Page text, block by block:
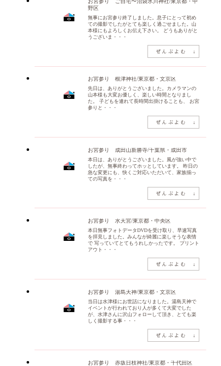
お宮参り ご自宅〜沼袋氷川神社/東京都・中
野区
無事にお宮参り終了しました。息子にとって初め
ての撮影でしたがとても楽しく過ごせました。山
本様にもよろしくお伝え下さい。 どうもありがと
うございま・・・
お宮参り 根津神社/東京都・文京区
先日は、ありがとうございました。カメラマンの
山本様も大変お優しく、楽しい時間となりまし
た。 子どもを連れて長時間出掛けることも、 お宮
参りと・・・
お宮参り 成田山新勝寺/千葉県・成田市
本日は、ありがとうございました。風が強い中で
したが、無事終わってホッとしています。 昨日の
急な変更にも、快くご対応いただいて、家族揃っ
ての写真を・・・
お宮参り 水天宮/東京都・中央区
本日無事フォトデータDVDを受け取り、早速写真
を拝見しました。みんなが綺麗に楽しそうな表情
で 写っていてとてもうれしかったです。 プリント
アウト・・・
お宮参り 湯島天神/東京都・文京区
当日は水津様にお世話になりました。湯島天神で
イベントが行われており人が多くて大変でした
が、水津さんに沢山フォローして頂き、とても楽
しく撮影する事・・・
お宮参り 赤坂日枝神社/東京都・千代田区